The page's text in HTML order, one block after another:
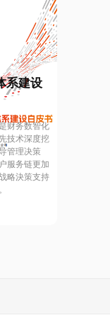
系建设
财务数智化
技术深度挖
管理决策
服务链更加
略決策支持